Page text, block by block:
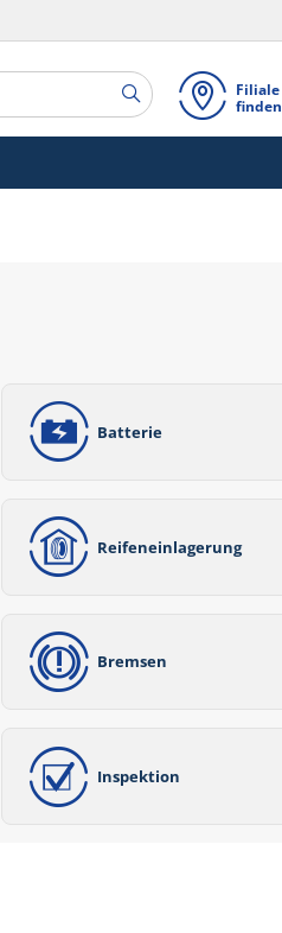
Filiale
finden
Batterie
Reifeneinlagerung
Bremsen
Inspektion